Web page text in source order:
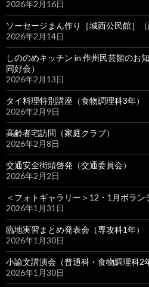
2026年2月16日
ソーセージまん作り［城西公民館］（
2026年2月14日
しののめキッチン in 作州民芸館のお
同好会）
2026年2月13日
タイ料理特別講座（食物調理科3年）
2026年2月9日
高齢者宅訪問（家庭クラブ）
2026年2月8日
交通安全街頭啓発（交通委員会）
2026年2月2日
＜フォトギャラリー＞12・1月ボラン
2026年1月31日
臨地実習まとめ発表会（専攻科1年）
2026年1月30日
小論文講演会（普通科・食物調理科2
2026年1月30日